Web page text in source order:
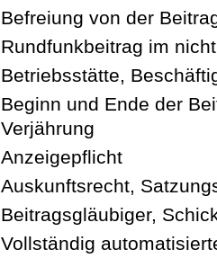
Befreiung von der
Rundfunkbeitrag im
Betriebsstätte,
Beginn und Ende der
Verjährung
Anzeigepflicht
Auskunftsrecht,
Beitragsgläubiger,
Vollständig